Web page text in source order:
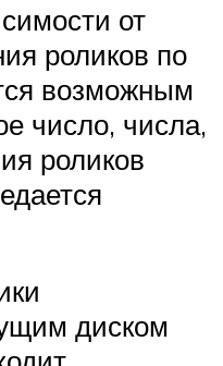
от
роликов по
возможным
число, числа,
роликов
диском